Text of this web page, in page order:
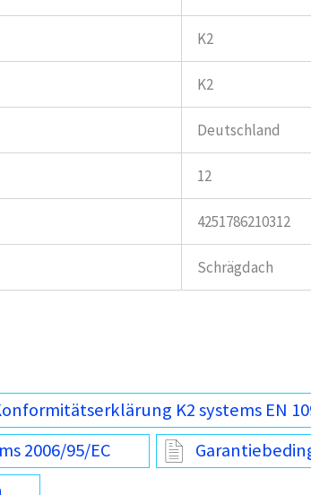
K2
K2
Deutschland
12
4251786210312
Schrägdach
K2 systems EN
2006/95/EC